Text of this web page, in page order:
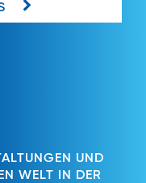
UND
WELT IN DER